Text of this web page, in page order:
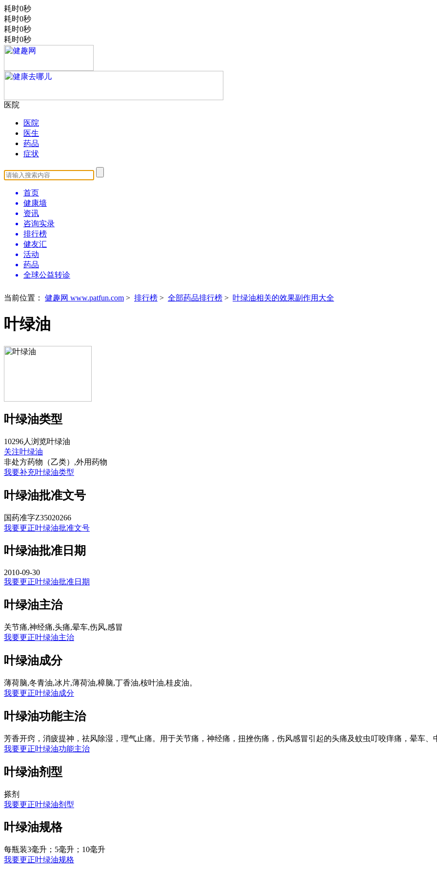
耗时0秒
耗时0秒
耗时0秒
耗时0秒
医院
医院
医生
药品
症状
首页
健康墙
资讯
咨询实录
排行榜
健友汇
活动
药品
全球公益转诊
当前位置： 健趣网 www.patfun.com > 排行榜 > 全部药品排行榜 > 叶绿油相关的效果副作用大全
叶绿油
叶绿油类型
10296人浏览叶绿油
关注叶绿油
非处方药物（乙类）,外用药物
我要补充叶绿油类型
叶绿油批准文号
国药准字Z35020266
我要更正叶绿油批准文号
叶绿油批准日期
2010-09-30
我要更正叶绿油批准日期
叶绿油主治
关节痛,神经痛,头痛,晕车,伤风,感冒
我要更正叶绿油主治
叶绿油成分
薄荷脑,冬青油,冰片,薄荷油,樟脑,丁香油,桉叶油,桂皮油。
我要更正叶绿油成分
叶绿油功能主治
芳香开窍，消疲提神，祛风除湿，理气止痛。用于关节痛，神经痛，扭挫伤痛，伤风感冒引起的头痛及蚊虫叮咬痒痛，晕车、
我要更正叶绿油功能主治
叶绿油剂型
搽剂
我要更正叶绿油剂型
叶绿油规格
每瓶装3毫升；5毫升；10毫升
我要更正叶绿油规格